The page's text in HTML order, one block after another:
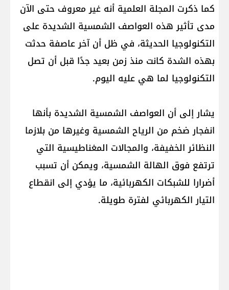
كما ذكرت المجلة العلمية أنه غير معروف حتى الآن
مدى تأثير هذه العواصف الشمسية الشديدة على
التكنولوجيا الحديثة، في ظل أن آخر عاصفة حدثت
بهذه الشدة كانت منذ زمن بعيد جدًا قبل أن تصل
التكنولوجيا لما هي عليه اليوم.
يشار إلى أن العواصف الشمسية الشديدة بأنها
انفجار ضخم من الرياح الشمسية وغيرها من بلازما
النظائر الخفيفة، والمجالات المغناطيسية التي
ترتفع فوق الهالة الشمسية، ويمكن أن تسبب
أضرارا للشبكات الكهربائية، ما يؤدي إلى انقطاع
التيار الكهربائي لفترة طويلة.